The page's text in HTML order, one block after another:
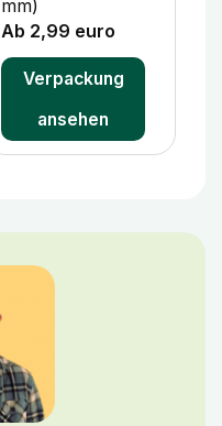
mm)
Ab 2,99 euro
Verpackung
ansehen